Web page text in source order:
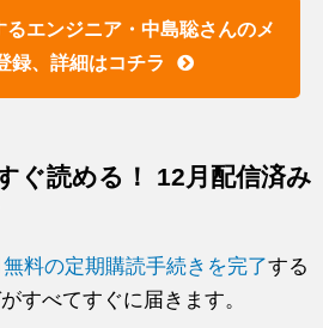
エンジニア・中島聡さんのメ
録、詳細はコチラ
ぐ読める！ 12月配信済み
料の定期購読手続きを完了する
すべてすぐに届きます。